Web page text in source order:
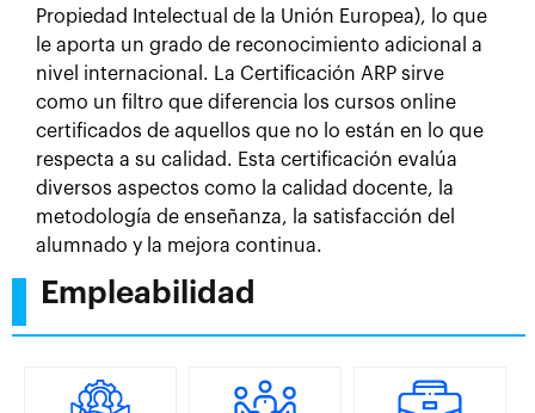
Propiedad Intelectual de la Unión Europea), lo que
le aporta un grado de reconocimiento adicional a
nivel internacional. La Certificación ARP sirve
como un filtro que diferencia los cursos online
certificados de aquellos que no lo están en lo que
respecta a su calidad. Esta certificación evalúa
diversos aspectos como la calidad docente, la
metodología de enseñanza, la satisfacción del
alumnado y la mejora continua.
Empleabilidad